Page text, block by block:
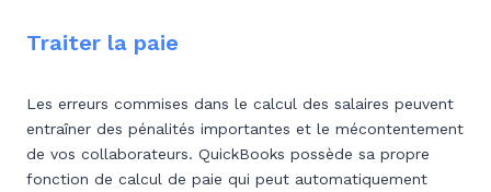
Traiter la paie
Les erreurs commises dans le calcul des salaires peuvent
entraîner des pénalités importantes et le mécontentement
de vos collaborateurs. QuickBooks possède sa propre
fonction de calcul de paie qui peut automatiquement